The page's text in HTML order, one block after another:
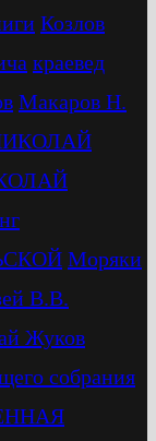
Козлов
краевед
Макаров Н.
Моряки
В.В.
Жуков
собрания